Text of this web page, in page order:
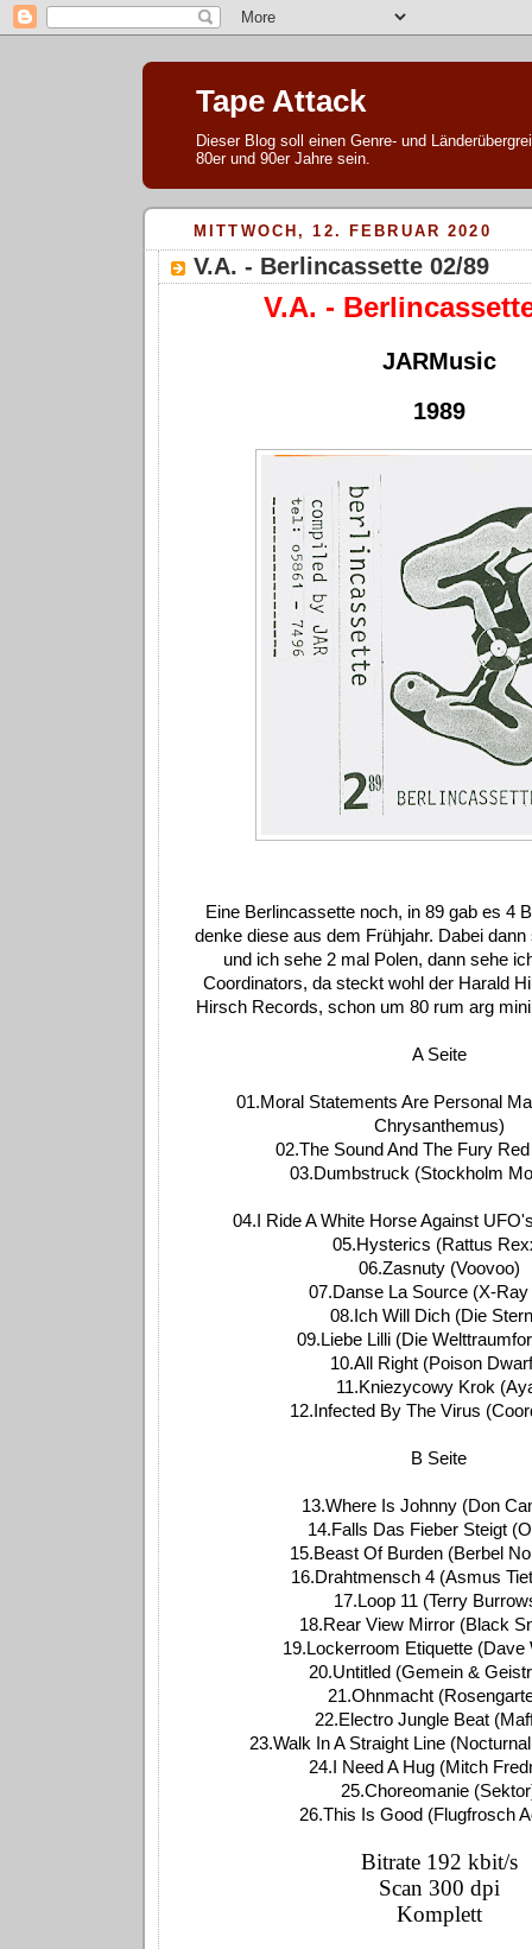
Tape Attack
Dieser Blog soll einen Genre- und
80er und 90er Jahre sein.
MITTWOCH, 12. FEBRUAR 2020
V.A. - Berlincassette 02/89
V.A. -
JARMusic
1989
Eine Berlincassette noch, in 89 gab es 4
denke diese aus dem Frühjahr. Dabei
und ich sehe 2 mal Polen, dann sehe
Coordinators, da steckt wohl der Harald
Hirsch Records, schon um 80 rum arg
A Seite
01.Moral Statements Are Personal
Chrysanthemus)
02.The Sound And The Fury
03.Dumbstruck (Stockholm
04.I Ride A White Horse Against
05.Hysterics (Rattus
06.Zasnuty (Voovoo)
07.Danse La Source (X-Ray
08.Ich Will Dich (Die
09.Liebe Lilli (Die
10.All Right (Poison
11.Kniezycowy Krok
12.Infected By The Virus
B Seite
13.Where Is Johnny (Don
14.Falls Das Fieber Steigt
15.Beast Of Burden (Berbel
16.Drahtmensch 4 (Asmus
17.Loop 11 (Terry
18.Rear View Mirror (Black
19.Lockerroom Etiquette (Dave
20.Untitled (Gemein &
21.Ohnmacht
22.Electro Jungle Beat
23.Walk In A Straight Line
24.I Need A Hug (Mitch
25.Choreomanie
26.This Is Good (Flugfrosch
Bitrate 192 kbit/s
Scan 300 dpi
Komplett